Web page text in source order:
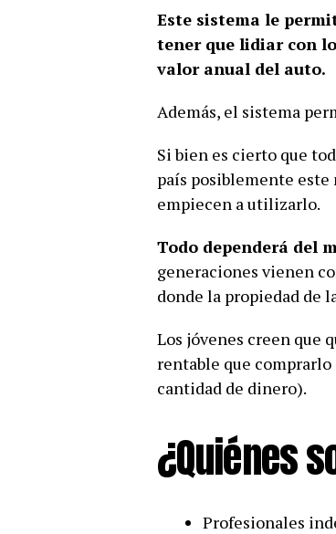
Este sistema le
tener que lidiar con
valor anual del auto.
Además, el sistema
Si bien es cierto que
país posiblemente este
empiecen a utilizarlo.
Todo dependerá del
generaciones vienen
donde la propiedad de
Los jóvenes creen que
rentable que
cantidad de dinero).
¿Quiénes
Profesionales